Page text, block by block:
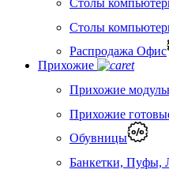
Столы
Столы
Распродажа Офис
Прихожие
Прихожие
Прихожие
Обувницы
Банкетки, Пуфы,